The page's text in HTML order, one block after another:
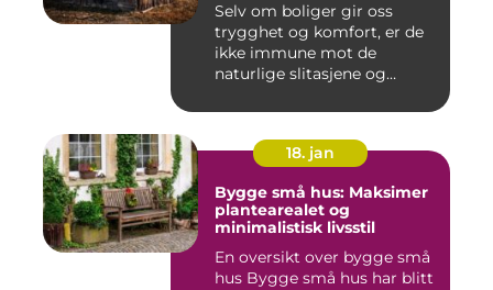
Selv om boliger gir oss
trygghet og komfort, er de
ikke immune mot de
naturlige slitasjene og
18. jan
Bygge små hus: Maksimer
plantearealet og
minimalistisk livsstil
En oversikt over bygge små
hus Bygge små hus har blitt